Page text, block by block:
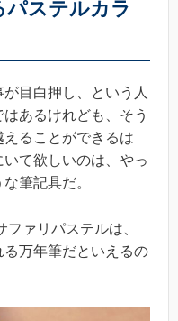
パステルカラ
目白押し、という人
あるけれども、そう
ることができるは
て欲しいのは、やっ
筆記具だ。
ァリパステルは、
万年筆だといえるの